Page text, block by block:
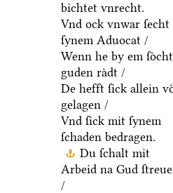
bichtet vnrecht.
Vnd ock vnwar ſecht
ſynem Aduocat /
Wenn he by em ſoͤcht
guden raͤdt /
De hefft ſick allein
gelagen /
Vnd ſick mit ſynem
ſchaden bedragen.
Du ſchalt mit
Arbeid na Gud
/